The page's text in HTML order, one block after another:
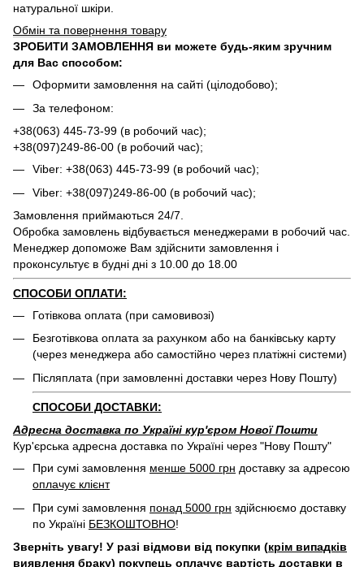
натуральної шкіри.
Обмін та повернення товару
ЗРОБИТИ ЗАМОВЛЕННЯ ви можете будь-яким зручним
для Вас способом:
Оформити замовлення на сайті (цілодобово);
За телефоном:
+38(063) 445-73-99 (в робочий час);
+38(097)249-86-00 (в робочий час);
Viber: +38(063) 445-73-99 (в робочий час);
Viber: +38(097)249-86-00 (в робочий час);
Замовлення приймаються 24/7.
Обробка замовлень відбувається менеджерами в робочий час.
Менеджер допоможе Вам здійснити замовлення і
проконсультує в будні дні з 10.00 до 18.00
СПОСОБИ ОПЛАТИ:
Готівкова оплата (при самовивозі)
Безготівкова оплата за рахунком або на банківську карту
(через менеджера або самостійно через платіжні системи)
Післяплата (при замовленні доставки через Нову Пошту)
СПОСОБИ ДОСТАВКИ:
Адресна доставка по Україні кур'єром Нової Пошти
Кур'єрська адресна доставка по Україні через "Нову Пошту"
При сумі замовлення менше 5000 грн доставку за адресою
оплачує клієнт
При сумі замовлення понад 5000 грн здійснюємо доставку
по Україні БЕЗКОШТОВНО!
Зверніть увагу! У разі відмови від покупки (крім випадків
виявлення браку) покупець оплачує вартість доставки в